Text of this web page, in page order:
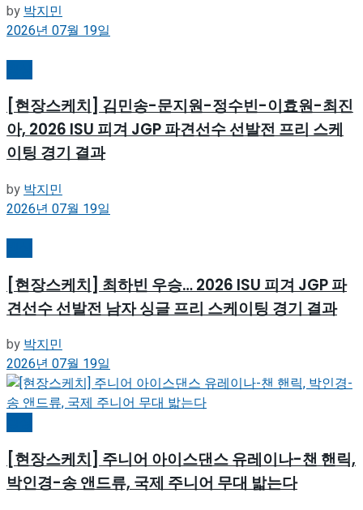
by 박지민
2026년 07월 19일
[현장스케치] 김민송-문지원-정수빈-이효원-최진
아, 2026 ISU 피겨 JGP 파견선수 선발전 프리 스케
이팅 경기 결과
by박지민
2026년 07월 19일
[현장스케치] 최하빈 우승… 2026 ISU 피겨 JGP 파
견선수 선발전 남자 싱글 프리 스케이팅 경기 결과
by박지민
2026년 07월 19일
[현장스케치] 주니어 아이스댄스 유레이나-챈 핸릭,
박인경-송 앤드류, 국제 주니어 무대 밟는다